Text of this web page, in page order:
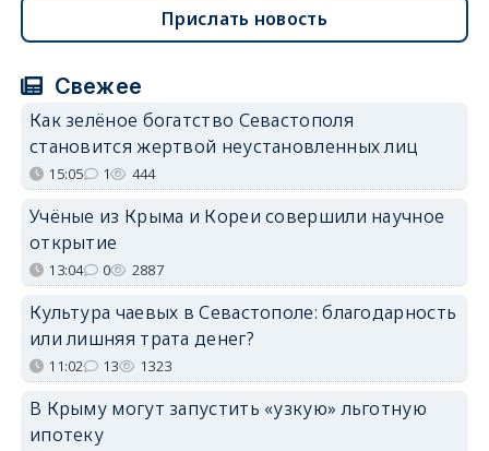
Прислать новость
Свежее
Как зелёное богатство Севастополя
становится жертвой неустановленных лиц
15:05 1 444
Учёные из Крыма и Кореи совершили научное
открытие
13:04 0 2887
Культура чаевых в Севастополе: благодарность
или лишняя трата денег?
11:02 13 1323
В Крыму могут запустить «узкую» льготную
ипотеку